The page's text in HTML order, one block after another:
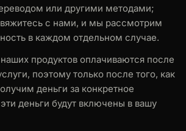
или другими методами;
с нами, и мы рассмотрим
в каждом отдельном случае.
продуктов оплачиваются после
поэтому только после того, как
деньги за конкретное
деньги будут включены в вашу